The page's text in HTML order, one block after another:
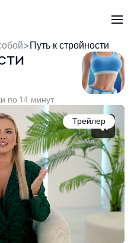
>Путь к стройности
по 14 минут
Трейлер